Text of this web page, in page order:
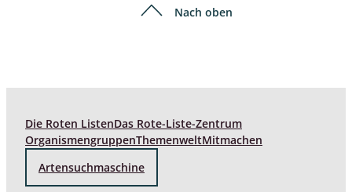
Nach oben
Die Roten ListenDas Rote-Liste-Zentrum
OrganismengruppenThemenweltMitmachen
Artensuchmaschine